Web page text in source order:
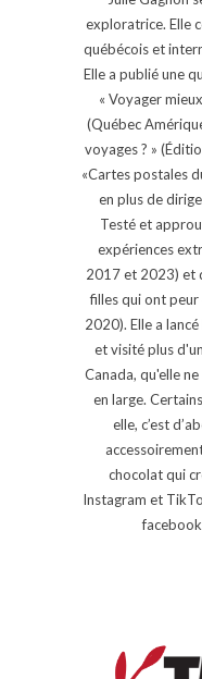
exploratrice. Elle
québécois et
Elle a publié une
« Voyager
(Québec
voyages ? »
«Cartes postales
en plus de
Testé et
expériences
2017 et 2023) et
filles qui ont
2020). Elle a
et visité plus
Canada, qu'elle
en large.
elle, c’est
chocolat qui
Instagram et